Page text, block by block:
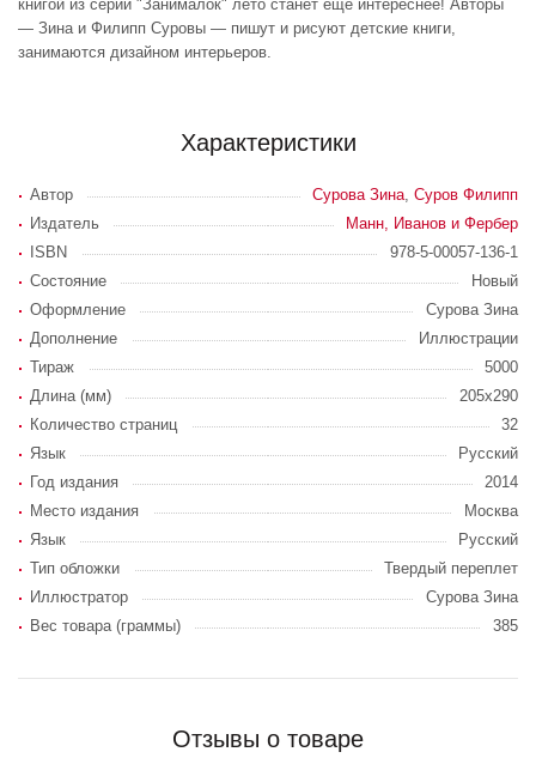
книгой из серии "Занималок" лето станет еще интереснее! Авторы
— Зина и Филипп Суровы — пишут и рисуют детские книги,
занимаются дизайном интерьеров.
Характеристики
Автор Сурова Зина, Суров Филипп
Издатель
Манн, Иванов и Фербер
ISBN
978-5-00057-136-1
Состояние
Новый
Оформление
Сурова Зина
Дополнение
Иллюстрации
Тираж
5000
Длина (мм)
205x290
Количество страниц
32
Язык
Русский
Год издания
2014
Место издания
Москва
Язык
Русский
Тип обложки
Твердый переплет
Иллюстратор
Сурова Зина
Вес товара (граммы)
385
Отзывы о товаре